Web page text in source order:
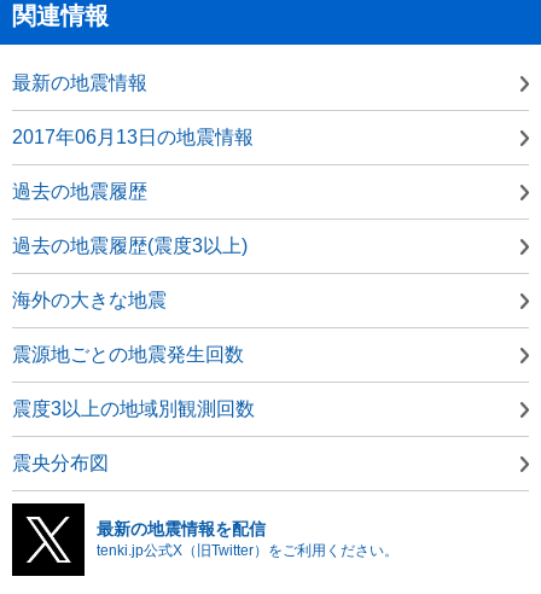
関連情報
最新の地震情報
2017年06月13日の地震情報
過去の地震履歴
過去の地震履歴(震度3以上)
海外の大きな地震
震源地ごとの地震発生回数
震度3以上の地域別観測回数
震央分布図
最新の地震情報を配信
tenki.jp公式X（旧Twitter）をご利用ください。